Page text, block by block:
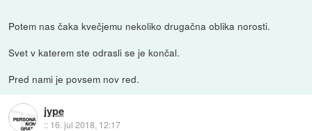
Potem nas čaka kvečjemu nekoliko drugačna oblika norosti.
Svet v katerem ste odrasli se je končal.
Pred nami je povsem nov red.
jype
:: 16. jul 2018, 12:17